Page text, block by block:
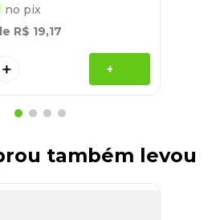
no pix
R$ 19,17
＋ +
também levou